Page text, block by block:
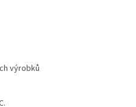
výrobků